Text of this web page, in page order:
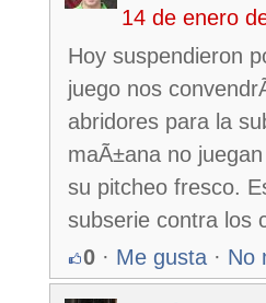
14 de enero
Hoy suspendieron
juego nos
abridores para la
maÃ±ana no
su pitcheo fresco.
subserie contra los
0 · Me gusta · No